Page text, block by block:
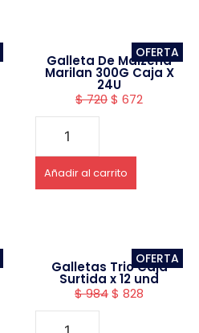
OFERTA
Galleta De Maizena
Marilan 300G Caja X
24U
$720$ 672
Añadir al carrito
OFERTA
Galletas Trio Caja
Surtida x 12 und
$984$ 828